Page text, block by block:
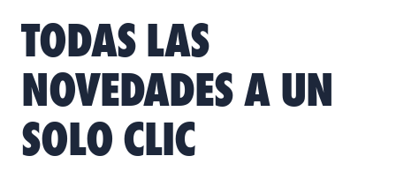
TODAS LAS
NOVEDADES A UN
SOLO CLIC